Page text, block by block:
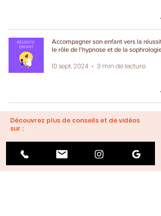
Accompagner son enfant vers la
le rôle de l'hypnose et de la sophrologie
10 sept. 2024 3 min de lecture
Découvrez plus de conseils et de vidéos
sur :